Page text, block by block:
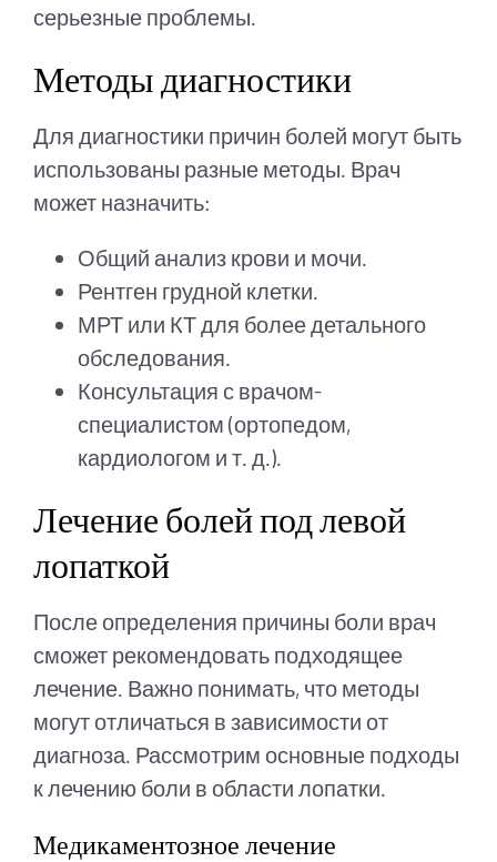
серьезные проблемы.
Методы диагностики
Для диагностики причин болей могут быть
использованы разные методы. Врач
может назначить:
Общий анализ крови и мочи.
Рентген грудной клетки.
МРТ или КТ для более детального
обследования.
Консультация с врачом-
специалистом (ортопедом,
кардиологом и т. д.).
Лечение болей под левой
лопаткой
После определения причины боли врач
сможет рекомендовать подходящее
лечение. Важно понимать, что методы
могут отличаться в зависимости от
диагноза. Рассмотрим основные подходы
к лечению боли в области лопатки.
Медикаментозное лечение